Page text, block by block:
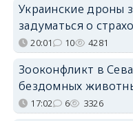
Украинские дроны
задуматься о
20:01 10 4281
Зооконфликт в
бездомных
17:02 6 3326